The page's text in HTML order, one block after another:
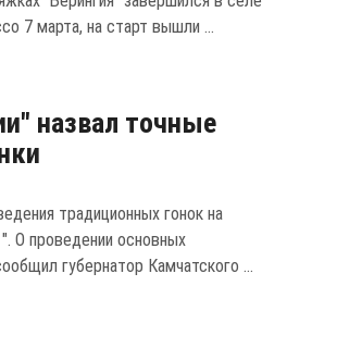
7 марта, на старт вышли ...
назвал точные
традиционных гонок на
О проведении основных
губернатор Камчатского ...